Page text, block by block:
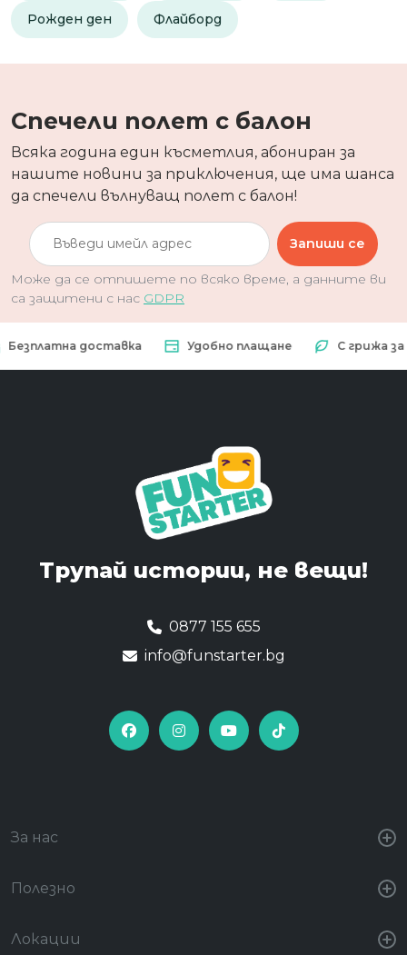
Рожден ден Флайборд
Спечели полет с балон
Всяка година един късметлия, абониран за
нашите новини за приключения, ще има шанса
да спечели вълнуващ полет с балон!
Запиши се
Може да се отпишете по всяко време, а данните ви
са защитени с нас GDPR
доставка Удобно плащане С грижа за
Трупай истории, не вещи!
0877 155 655
info@funstarter.bg
За нас
Полезно
Локации